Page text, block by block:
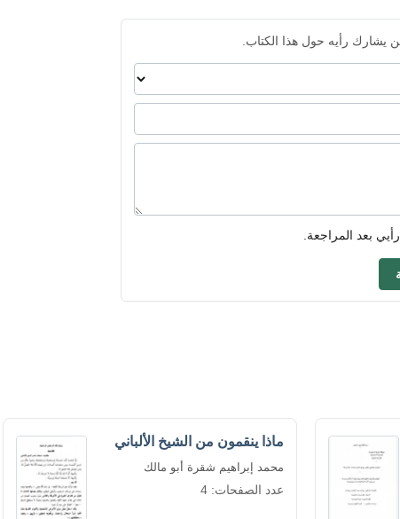
يشارك رأيه حول هذا الكتاب.
بعد المراجعة.
ماذا ينقمون من الشيخ الألباني
محمد إبراهيم شقرة أبو مالك
عدد الصفحات: 4